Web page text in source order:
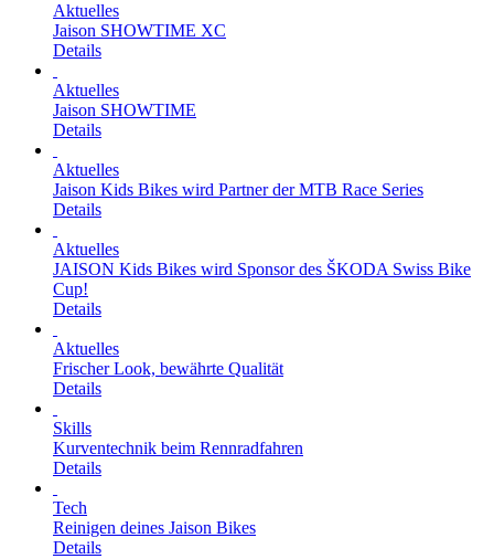
Aktuelles
Jaison SHOWTIME XC
Details
Aktuelles
Jaison SHOWTIME
Details
Aktuelles
Jaison Kids Bikes wird Partner der MTB Race Series
Details
Aktuelles
JAISON Kids Bikes wird Sponsor des ŠKODA Swiss Bike
Cup!
Details
Aktuelles
Frischer Look, bewährte Qualität
Details
Skills
Kurventechnik beim Rennradfahren
Details
Tech
Reinigen deines Jaison Bikes
Details